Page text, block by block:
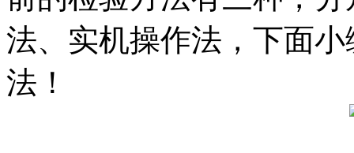
法、实机操作法，下面
法！